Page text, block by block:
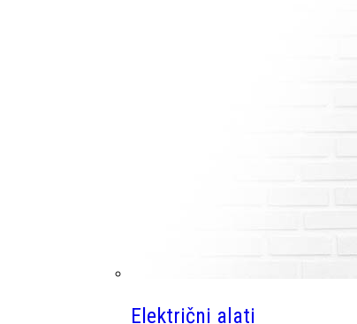
Električni alati